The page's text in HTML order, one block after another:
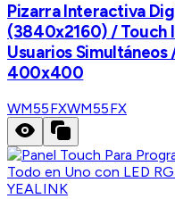
Pizarra Interactiva
(3840x2160) / Touch
Usuarios Simultáneos
400x400
WM55FXWM55FX
YEALINK